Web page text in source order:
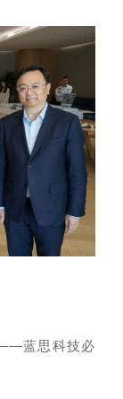
蓝思科技必